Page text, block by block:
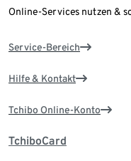
Online-Services nutzen &
Service-Bereich
Hilfe & Kontakt
Tchibo Online-Konto
TchiboCard